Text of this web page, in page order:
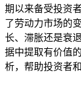
期以来备受投资
了劳动力市场的
长、滞胀还是衰
据中提取有价值
析，帮助投资者